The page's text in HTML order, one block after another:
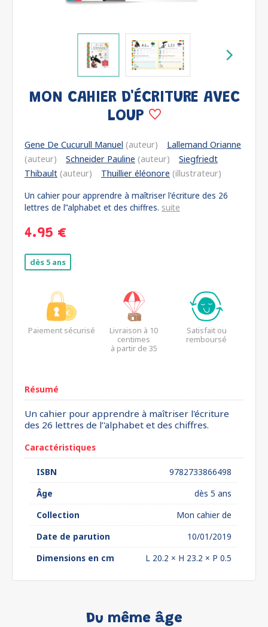
MON CAHIER D'ÉCRITURE AVEC
LOUP
Gene De Cucurull Manuel (auteur)
Lallemand Orianne
(auteur)
Schneider Pauline (auteur)
Siegfriedt
Thibault (auteur) Thuillier éléonore (illustrateur)
Un cahier pour apprendre à maîtriser l'écriture des 26
lettres de l’'alphabet et des chiffres. suite
4.95 €
dès 5 ans
Paiement sécurisé
Livraison à 10
centimes
à partir de 35
Satisfait ou
remboursé
Résumé
Un cahier pour apprendre à maîtriser l'écriture
des 26 lettres de l’'alphabet et des chiffres.
Caractéristiques
ISBN
9782733866498
Âge
dès 5 ans
Collection
Mon cahier de
Date de parution
10/01/2019
Dimensions en cm
L 20.2 × H 23.2 × P 0.5
Du même âge